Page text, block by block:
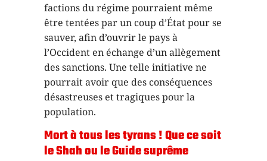
factions du régime pourraient même
être tentées par un coup d’État pour se
sauver, afin d’ouvrir le pays à
l’Occident en échange d’un allègement
des sanctions. Une telle initiative ne
pourrait avoir que des conséquences
désastreuses et tragiques pour la
population.
Mort à tous les tyrans ! Que ce soit
le Shah ou le Guide suprême